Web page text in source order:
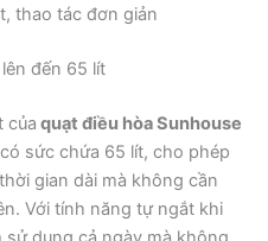
thao tác đơn giản
đến 65 lít
của quạt điều hòa Sunhouse
sức chứa 65 lít, cho phép
gian dài mà không cần
Với tính năng tự ngắt khi